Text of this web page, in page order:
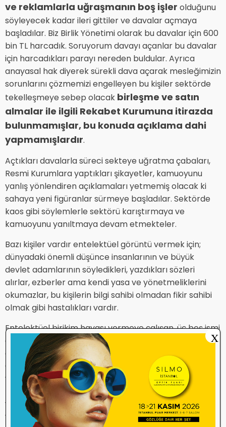
ve reklamlarla uğraşmanın boş işler olduğunu
söyleyecek kadar ileri gittiler ve davalar açmaya
başladılar. Biz Birlik Yönetimi olarak bu davalar için 600
bin TL harcadık. Soruyorum davayı açanlar bu davalar
için harcadıkları parayı nereden buldular. Ayrıca
anayasal hak diyerek sürekli dava açarak mesleğimizin
sorunlarını çözmemizi engelleyen bu kişiler sektörde
tekelleşmeye sebep olacak birleşme ve satın
almalar ile ilgili Rekabet Kurumuna itirazda
bulunmamışlar, bu konuda açıklama dahi
yapmamışlardır.
Açtıkları davalarla süreci sekteye uğratma çabaları,
Resmi Kurumlara yaptıkları şikayetler, kamuoyunu
yanlış yönlendiren açıklamaları yetmemiş olacak ki
sahaya yeni figüranlar sürmeye başladılar. Sektörde
kaos gibi söylemlerle sektörü karıştırmaya ve
kamuoyunu yanıltmaya devam etmekteler.
Bazı kişiler vardır entelektüel görüntü vermek için;
dünyadaki önemli düşünce insanlarının ve büyük
devlet adamlarının söyledikleri, yazdıkları sözleri
alırlar, ezberler ama kendi yasa ve yönetmeliklerini
okumazlar, bu kişilerin bilgi sahibi olmadan fikir sahibi
olmak gibi hastalıkları vardır.
Entelektüel birikim havası vermeye çalışan, üç beş ismi
ezberlemek için çalışan bu kişiler, yönetmeliğimizi
okumaya gerek görmeden Birlik Başkanın İstanbul
Genel Kurulu’nda neden bulunduğunu, neden konuşma
yaptığını soruyorlar. Eğer Yönetmeliğe baksalardı
Birlik Başkanının bütün genel kurullara katılma
yetkisinin olduğunu göreceklerdi. Bu tarz kişiler önemli
yazıları okusalar da yazılanları anlayamazlar.
X